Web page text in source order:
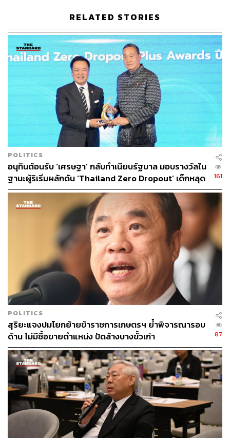
ต่างๆ จะทำให้ผลผลิตดีขึ้น ทำให้การใช้น้ำมีประสิทธิภาพสูง
ขึ้น ก็จะเพิ่มผลผลิตและรายได้ให้กับพี่น้องประชาชนอีก
มากมาย
ทั้งนี้ ระยะหลังมีปัญหาเรื่องราคาผักแพง พริกกิโลกรัมละ
500 บาท อย่างน้อยกรมชลประทานหากมีการจัดสรรเรื่องน้ำ
ได้ดีขึ้น ก็ทำให้มีผลผลิตที่ดีขึ้น ก็จะทำให้ราคาลดลงมา ค่า
ครองชีพของประชาชนจะอยู่ในเกณฑ์ที่สามารถทำได้ ขอ
ฝากตรงนี้ไว้ด้วย อย่างที่บอกภาคเกษตรกรเป็นภาคที่มีความ
สำคัญกับเศรษฐกิจไทยอย่างมาก การที่เรามีศูนย์กระจาย
สินค้าที่ดี มีระบบการเกษตร ระบบการขายสินค้าโดย
กระทรวงพาณิชย์ที่ดี จะทำให้ชีวิตความเป็นอยู่ของพี่น้อง
ประชาชนดีขึ้น ขอฝากไว้ด้วย
จากนั้นนายกฯ นั่งรถรางเยี่ยมชมบริเวณโดยรอบตลาดค้าส่งฯ
พร้อมลงแวะดูและได้สอบถามราคาพริกเขียวจากเชียงใหม่
กิโลกรัมละ 500 บาท รวมถึงสอบถามราคาหอมแดงที่รับมา
จากจังหวัดศรีสะเกษ ซึ่งปัจจุบันราคาขายที่ตลาดกิโลกรัมละ
50 บาท โดยผู้ขายระบุว่า ราคาที่รับซื้อจากเกษตรกรต้องขึ้น
อยู่กับฤดูกาลและคุณภาพของผลผลิต ขณะที่นายกฯ สั่งการ
ปลัดกระทรวงพาณิชย์ให้ดูการปรับขึ้นราคารับซื้อหอมแดง
จากเกษตรกร จากราคาส่งในปัจจุบัน 8-10 บาทต่อกิโลกรัม
ให้ถึงกิโลกรัมละ 15 -20 บาทได้หรือไม่ เนื่องจากราคาขาย
ในตลาดสดกิโลกรัมละ 50 บาท นอกจากนี้ยังแนะนำให้มีการ
แปรรูปหัวไชเท้า เพื่อให้สามารถขยายไปในตลาดต่าง
ประเทศได้
และนายกฯ ยังได้เดินทักทายพ่อค้าแม่ค้าและประชาชนใน
ตลาดที่มารอต้อนรับและมอบดอกกุหลาบให้กำลังใจ บางคน
ขอถ่ายภาพและจับมือ และพูดว่ามือนายกฯ นิ่ม จะไม่ล้างมือ
7 วัน
จากนั้นนายกฯ ขึ้นหลังรถกระบะโมบายล์กล่าวกับพ่อค้า
แม่ค้าและประชาชนว่า สวัสดีพี่น้องชาวเกษตรกรและชาว
RELATED STORIES
POLITICS
อนุทินต้อนรับ ‘เศรษฐา’ กลับทำเนียบรัฐบาล มอบรางวัลใน
ฐานะผู้ริเริ่มผลักดัน ‘Thailand Zero Dropout’ เด็กหลุด
ระบบลดจาก 1 ล้าน เหลือ 6 แสนคน
161
POLITICS
สุริยะแจงปมโยกย้ายข้าราชการเกษตรฯ ย้ำพิจารณารอบ
ด้าน ไม่มีซื้อขายตำแหน่ง ปัดล้างบางขั้วเก่า
87